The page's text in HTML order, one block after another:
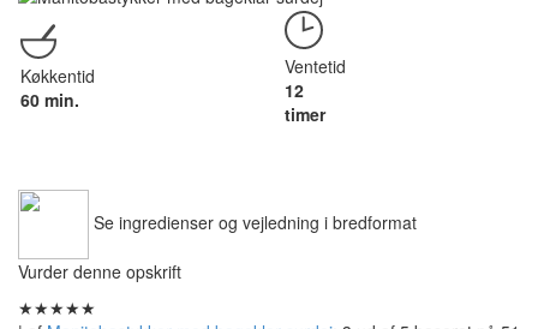
Køkkentid
60 min.
Ventetid
12
timer
Se ingredienser og vejledning i bredformat
Vurder denne opskrift
★★★★★